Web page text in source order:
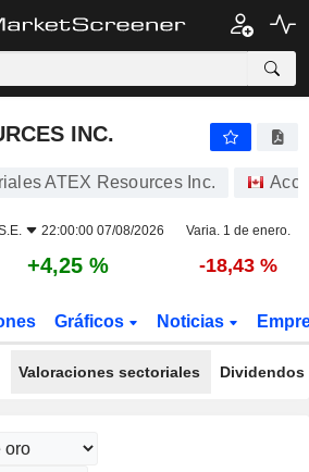
INC.
INC.
ATEX Resources Inc.
22:00:00 07/08/2026 Varia. 1 de enero.
+4,25 % -18,43 %
Gráficos Noticias
Valoraciones sectoriales